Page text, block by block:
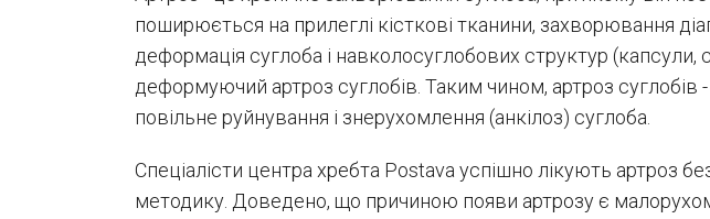
поширюється на прилеглі кісткові тканини, захворювання
деформація суглоба і навколосуглобових структур
деформуючий артроз суглобів. Таким чином, артроз суглобів
повільне руйнування і знерухомлення (анкілоз) суглоба.
Спеціалісти центра хребта Postava успішно лікують артроз
методику. Доведено, що причиною появи артрозу є